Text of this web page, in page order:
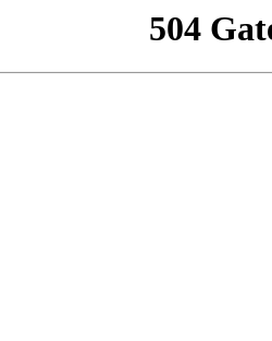
504